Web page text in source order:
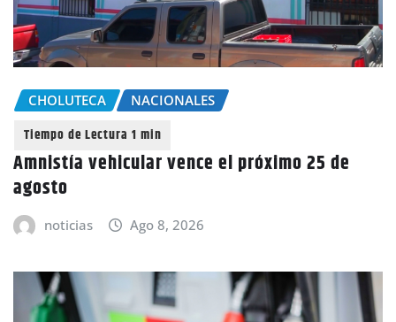
CHOLUTECA NACIONALES
Amnistía vehicular vence el próximo 25 de
agosto
noticias Ago 8, 2026